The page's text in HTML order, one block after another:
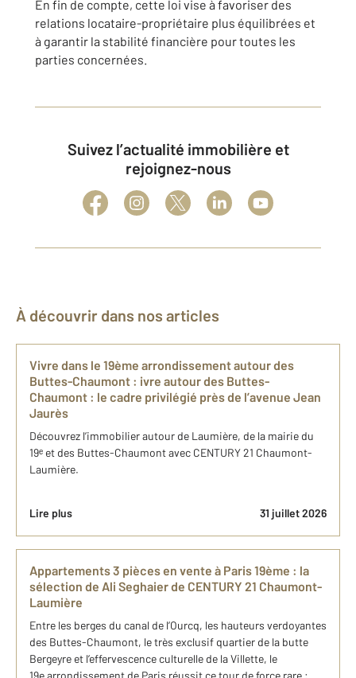
En fin de compte, cette loi vise à favoriser des
relations locataire-propriétaire plus équilibrées et
à garantir la stabilité financière pour toutes les
parties concernées.
Suivez l’actualité immobilière et
rejoignez-nous
À découvrir dans nos articles
Vivre dans le 19ème arrondissement autour des
Buttes-Chaumont : ivre autour des Buttes-
Chaumont : le cadre privilégié près de l’avenue Jean
Jaurès
Découvrez l’immobilier autour de Laumière, de la mairie du
19ᵉ et des Buttes-Chaumont avec CENTURY 21 Chaumont-
Laumière.
Lire plus 31 juillet 2026
Appartements 3 pièces en vente à Paris 19ème : la
sélection de Ali Seghaier de CENTURY 21 Chaumont-
Laumière
Entre les berges du canal de l’Ourcq, les hauteurs verdoyantes
des Buttes-Chaumont, le très exclusif quartier de la butte
Bergeyre et l’effervescence culturelle de la Villette, le
19e arrondissement de Paris réussit ce tour de force rare :